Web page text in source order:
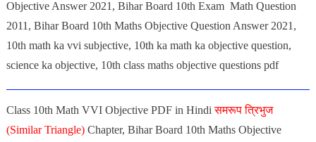
Objective Answer 2021, Bihar Board 10th Exam Math Question
2011, Bihar Board 10th Maths Objective Question Answer 2021,
10th math ka vvi subjective, 10th ka math ka objective question,
science ka objective, 10th class maths objective questions pdf
Class 10th Math VVI Objective PDF in Hindiसमरूप त्रिभुज
(Similar Triangle) Chapter, Bihar Board 10th Maths Objective